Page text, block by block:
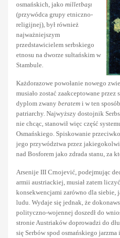
osmańskich, jako milletbaşı
(przywódca grupy etniczno-
religijnej), był również
najważniejszym
przedstawicielem serbskiego
etnosu na dworze sułtańskim w
Stambule.
Każdorazowe powołanie nowego
musiało zostać zaakceptowane przez
dyplom zwany beratem i w ten
patriarchy. Najwyższy dostojnik
nie chcąc, stanowił więc część
Osmańskiego. Spiskowanie
jego przywództwa przez
nad Bosforem jako zdrada stanu, za
Arsenije III Crnojević, podejmując
armii austriackiej, musiał zatem
konsekwencjami zarówno dla siebie,
ludu. Wydaje się jednak, że
polityczno-wojennej doszedł do
stronie Austriaków doprowadzi do
się Serbów spod osmańskiego